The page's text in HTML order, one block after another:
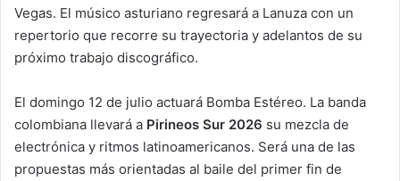
Vegas. El músico asturiano regresará a Lanuza con un
repertorio que recorre su trayectoria y adelantos de su
próximo trabajo discográfico.
El domingo 12 de julio actuará Bomba Estéreo. La banda
colombiana llevará a Pirineos Sur 2026 su mezcla de
electrónica y ritmos latinoamericanos. Será una de las
propuestas más orientadas al baile del primer fin de